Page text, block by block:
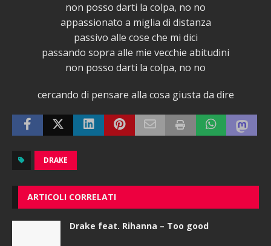
non posso darti la colpa, no no
appassionato a miglia di distanza
passivo alle cose che mi dici
passando sopra alle mie vecchie abitudini
non posso darti la colpa, no no
cercando di pensare alla cosa giusta da dire
DRAKE
ARTICOLI CORRELATI
Drake feat. Rihanna – Too good